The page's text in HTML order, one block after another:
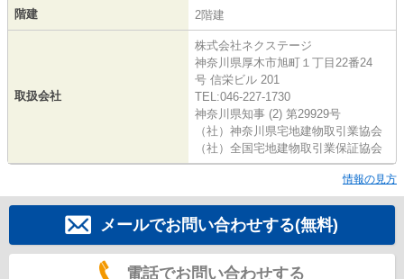
階建 2階建
取扱会社
株式会社ネクステージ
神奈川県厚木市旭町１丁目22番24
号 信栄ビル 201
TEL:046-227-1730
神奈川県知事 (2) 第29929号
（社）神奈川県宅地建物取引業協会
（社）全国宅地建物取引業保証協会
情報の見方
メールでお問い合わせする(無料)
電話でお問い合わせする